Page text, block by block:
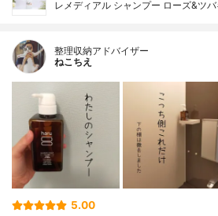
レメディアル シャンプー ローズ&ツバ
整理収納アドバイザー
ねこちえ
5.00